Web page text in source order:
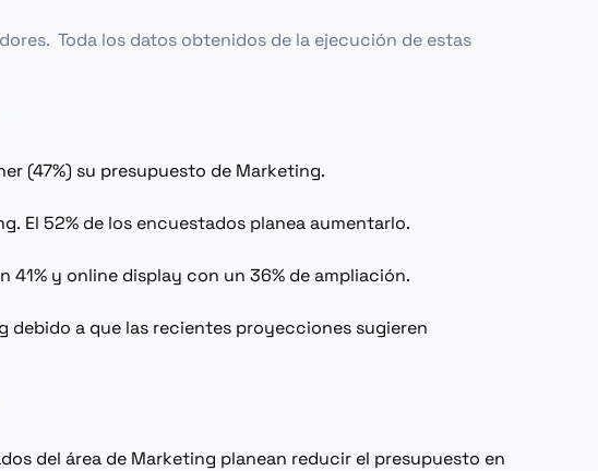
Toda los datos obtenidos de la ejecución de estas
(47%) su presupuesto de Marketing.
. El 52% de los encuestados planea aumentarlo.
41% y online display con un 36% de ampliación.
debido a que las recientes proyecciones sugieren
del área de Marketing planean reducir el presupuesto en